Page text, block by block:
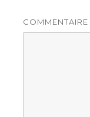
COMMENTAIRE